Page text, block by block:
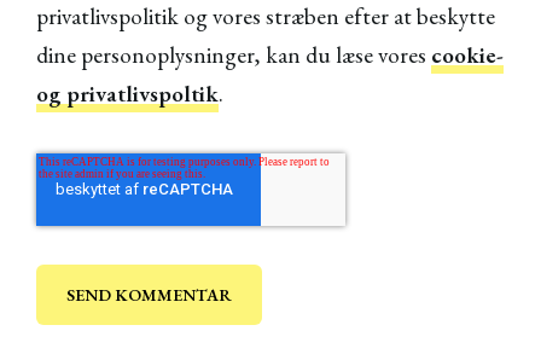
privatlivspolitik og vores stræben efter at beskytte
dine personoplysninger, kan du læse vores cookie-
og privatlivspoltik.